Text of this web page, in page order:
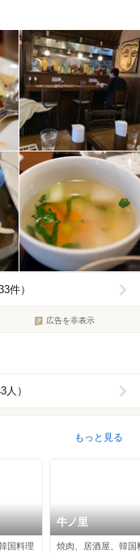
件）
広告を非表示
）
もっと見る
国料理
牛ノ里
焼肉、居酒屋、韓国